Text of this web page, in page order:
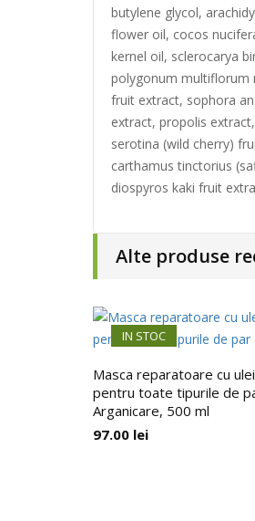
butylene glycol,
flower oil, cocos
kernel oil, sclerocarya
polygonum multiflorum
fruit extract, sophora
extract, propolis
serotina (wild cherry)
carthamus tinctorius
diospyros kaki fruit
Alte produse
IN STOC
Masca reparatoare cu
pentru toate tipurile de
Arganicare, 500 ml
97.00 lei